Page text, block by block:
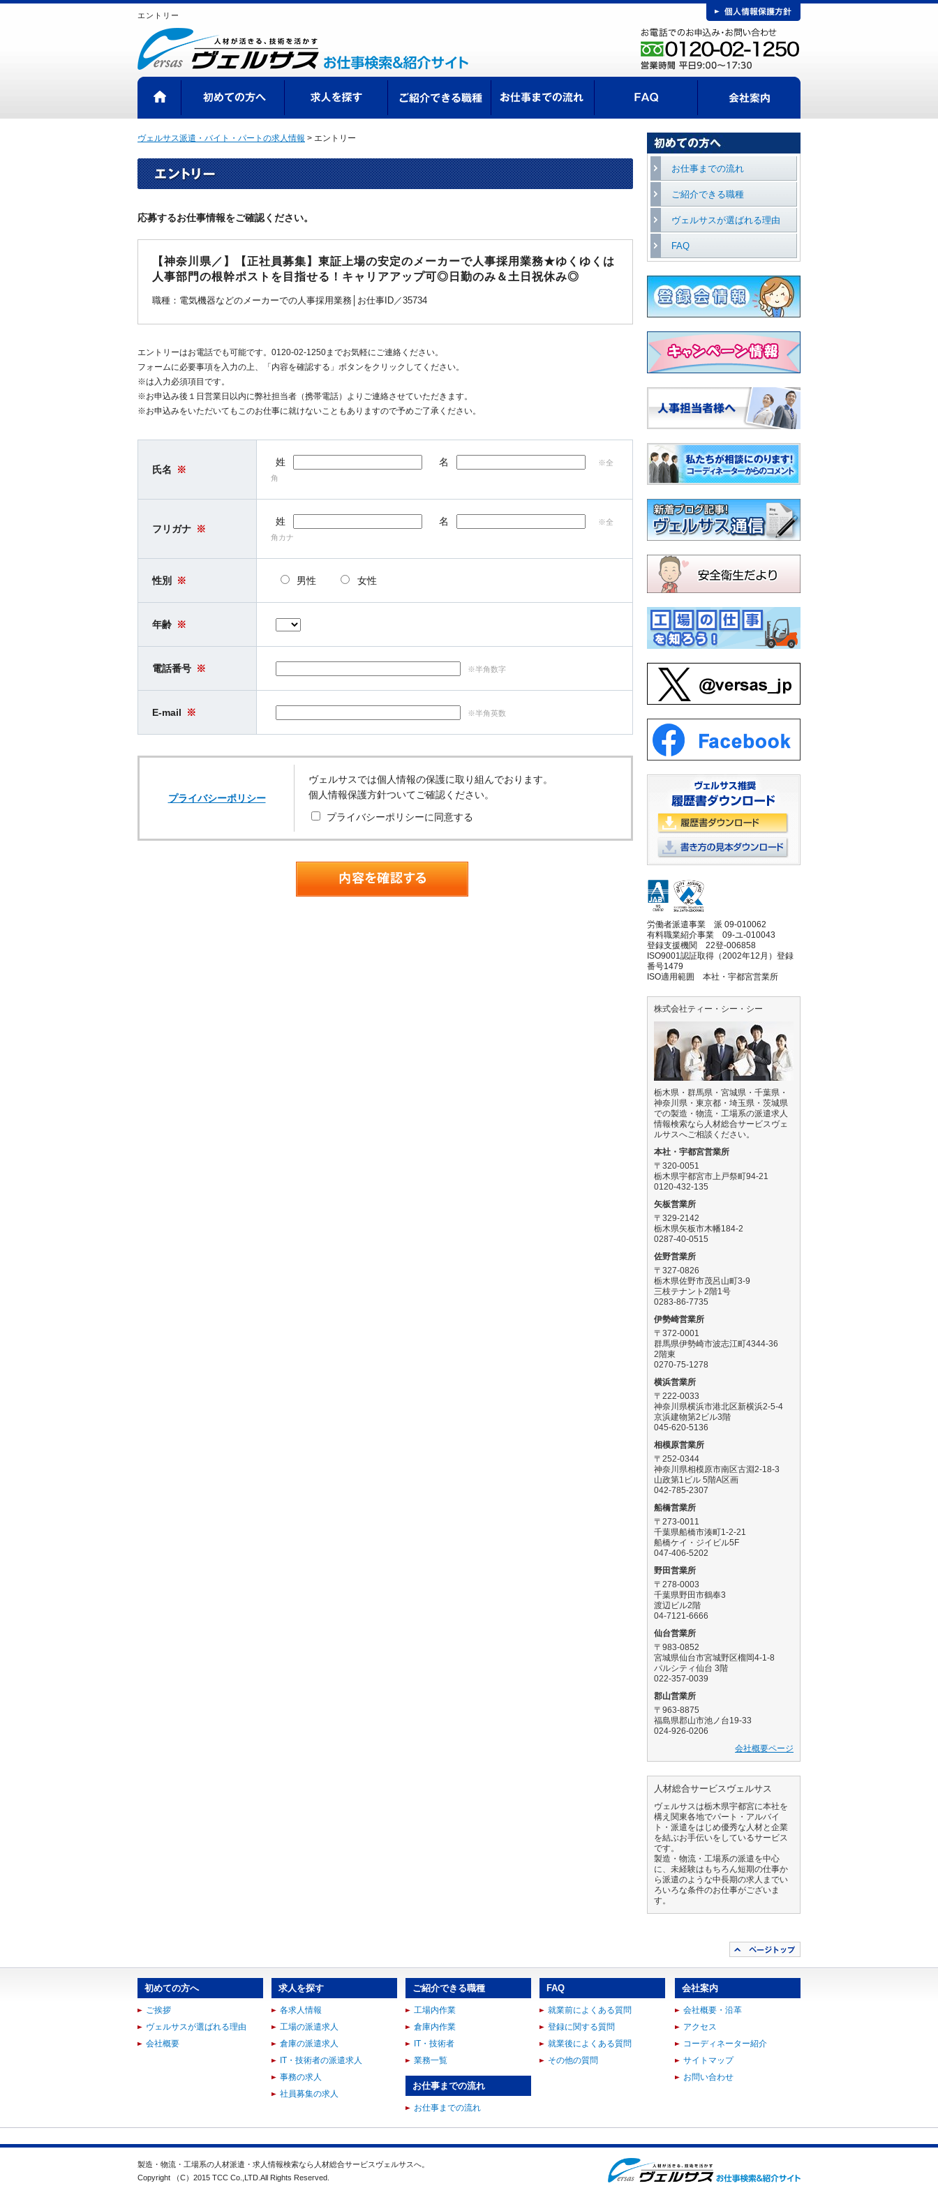
エントリー
ヴェルサス派遣・バイト・パートの求人情報 > エントリー
エントリー
応募するお仕事情報をご確認ください。
【神奈川県／】【正社員募集】東証上場の安定のメーカーで人事採用業務★ゆくゆくは
人事部門の根幹ポストを目指せる！キャリアアップ可◎日勤のみ＆土日祝休み◎
職種：電気機器などのメーカーでの人事採用業務│お仕事ID／35734
エントリーはお電話でも可能です。0120-02-1250までお気軽にご連絡ください。
フォームに必要事項を入力の上、「内容を確認する」ボタンをクリックしてください。
※は入力必須項目です。
※お申込み後１日営業日以内に弊社担当者（携帯電話）よりご連絡させていただきます。
※お申込みをいただいてもこのお仕事に就けないこともありますので予めご了承ください。
氏名 ※
姓 名
※全
角
フリガナ ※
姓 名
※全
角カナ
性別 ※ 男性 女性
年齢 ※
電話番号 ※ ※半角数字
E-mail ※ ※半角英数
プライバシーポリシー
ヴェルサスでは個人情報の保護に取り組んでおります。
個人情報保護方針ついてご確認ください。
プライバシーポリシーに同意する
お仕事までの流れ
ご紹介できる職種
ヴェルサスが選ばれる理由
FAQ
労働者派遣事業 派 09-010062
有料職業紹介事業 09-ユ-010043
登録支援機関 22登-006858
ISO9001認証取得（2002年12月）登録
番号1479
ISO適用範囲 本社・宇都宮営業所
株式会社ティー・シー・シー
栃木県・群馬県・宮城県・千葉県・
神奈川県・東京都・埼玉県・茨城県
での製造・物流・工場系の派遣求人
情報検索なら人材総合サービスヴェ
ルサスへご相談ください。
本社・宇都宮営業所
〒320-0051
栃木県宇都宮市上戸祭町94-21
0120-432-135
矢板営業所
〒329-2142
栃木県矢板市木幡184-2
0287-40-0515
佐野営業所
〒327-0826
栃木県佐野市茂呂山町3-9
三枝テナント2階1号
0283-86-7735
伊勢崎営業所
〒372-0001
群馬県伊勢崎市波志江町4344-36
2階東
0270-75-1278
横浜営業所
〒222-0033
神奈川県横浜市港北区新横浜2-5-4
京浜建物第2ビル3階
045-620-5136
相模原営業所
〒252-0344
神奈川県相模原市南区古淵2-18-3
山政第1ビル 5階A区画
042-785-2307
船橋営業所
〒273-0011
千葉県船橋市湊町1-2-21
船橋ケイ・ジイビル5F
047-406-5202
野田営業所
〒278-0003
千葉県野田市鶴奉3
渡辺ビル2階
04-7121-6666
仙台営業所
〒983-0852
宮城県仙台市宮城野区榴岡4-1-8
パルシティ仙台 3階
022-357-0039
郡山営業所
〒963-8875
福島県郡山市池ノ台19-33
024-926-0206
会社概要ページ
人材総合サービスヴェルサス
ヴェルサスは栃木県宇都宮に本社を
構え関東各地でパート・アルバイ
ト・派遣をはじめ優秀な人材と企業
を結ぶお手伝いをしているサービス
です。
製造・物流・工場系の派遣を中心
に、未経験はもちろん短期の仕事か
ら派遣のような中長期の求人までい
ろいろな条件のお仕事がございま
す。
初めての方へ
ご挨拶
ヴェルサスが選ばれる理由
会社概要
求人を探す
各求人情報
工場の派遣求人
倉庫の派遣求人
IT・技術者の派遣求人
事務の求人
社員募集の求人
ご紹介できる職種
工場内作業
倉庫内作業
IT・技術者
業務一覧
お仕事までの流れ
お仕事までの流れ
FAQ
就業前によくある質問
登録に関する質問
就業後によくある質問
その他の質問
会社案内
会社概要・沿革
アクセス
コーディネーター紹介
サイトマップ
お問い合わせ
製造・物流・工場系の人材派遣・求人情報検索なら人材総合サービスヴェルサスへ。
Copyright （C）2015 TCC Co.,LTD.All Rights Reserved.